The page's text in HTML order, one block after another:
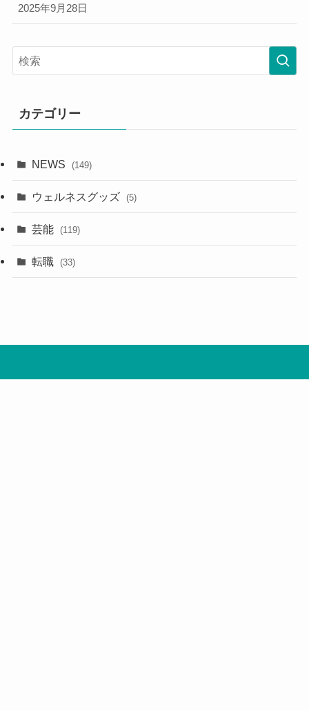
2025年9月28日
カテゴリー
NEWS (149)
ウェルネスグッズ (5)
芸能 (119)
転職 (33)